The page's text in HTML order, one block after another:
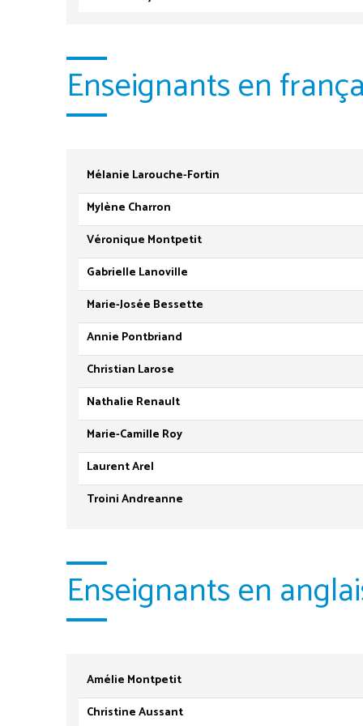
Enseignants en
Mélanie Larouche-Fortin
Mylène Charron
Véronique Montpetit
Gabrielle Lanoville
Marie-Josée Bessette
Annie Pontbriand
Christian Larose
Nathalie Renault
Marie-Camille Roy
Laurent Arel
Troini Andreanne
Enseignants en
Amélie Montpetit
Christine Aussant